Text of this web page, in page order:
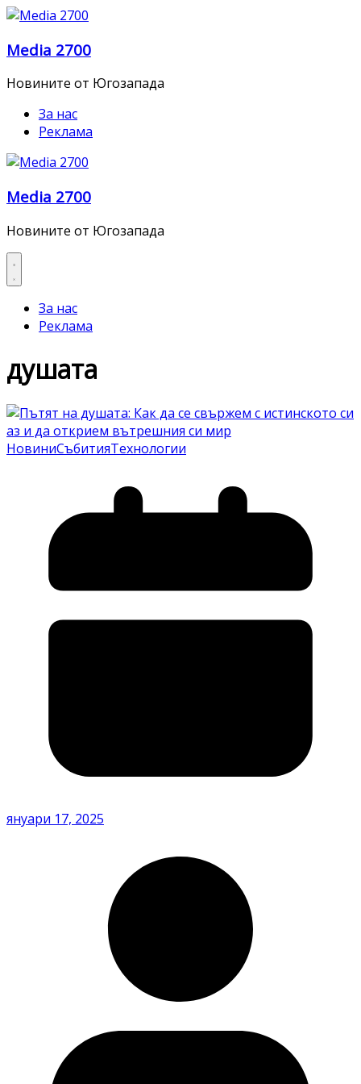
Skip
content
Media 2700
Новините от Югозапада
За нас
Реклама
Media 2700
Новините от Югозапада
За нас
Реклама
душата
НовиниСъбитияТехнологии
януари 17, 2025